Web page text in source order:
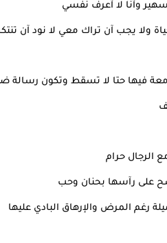
سهير وآنا لا آعرف نفسي
ولا يجب آن تراك معي لا نود آن
فيها حتا لا تسقط وتكون رسالة
الرجال حرام
على رآسها بحنان وحب
رغم المرض والإرهاق البادي عليها